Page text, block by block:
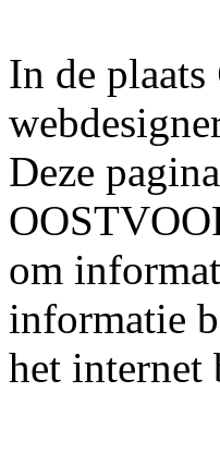
In de plaats
Deze
om
informatie
het internet